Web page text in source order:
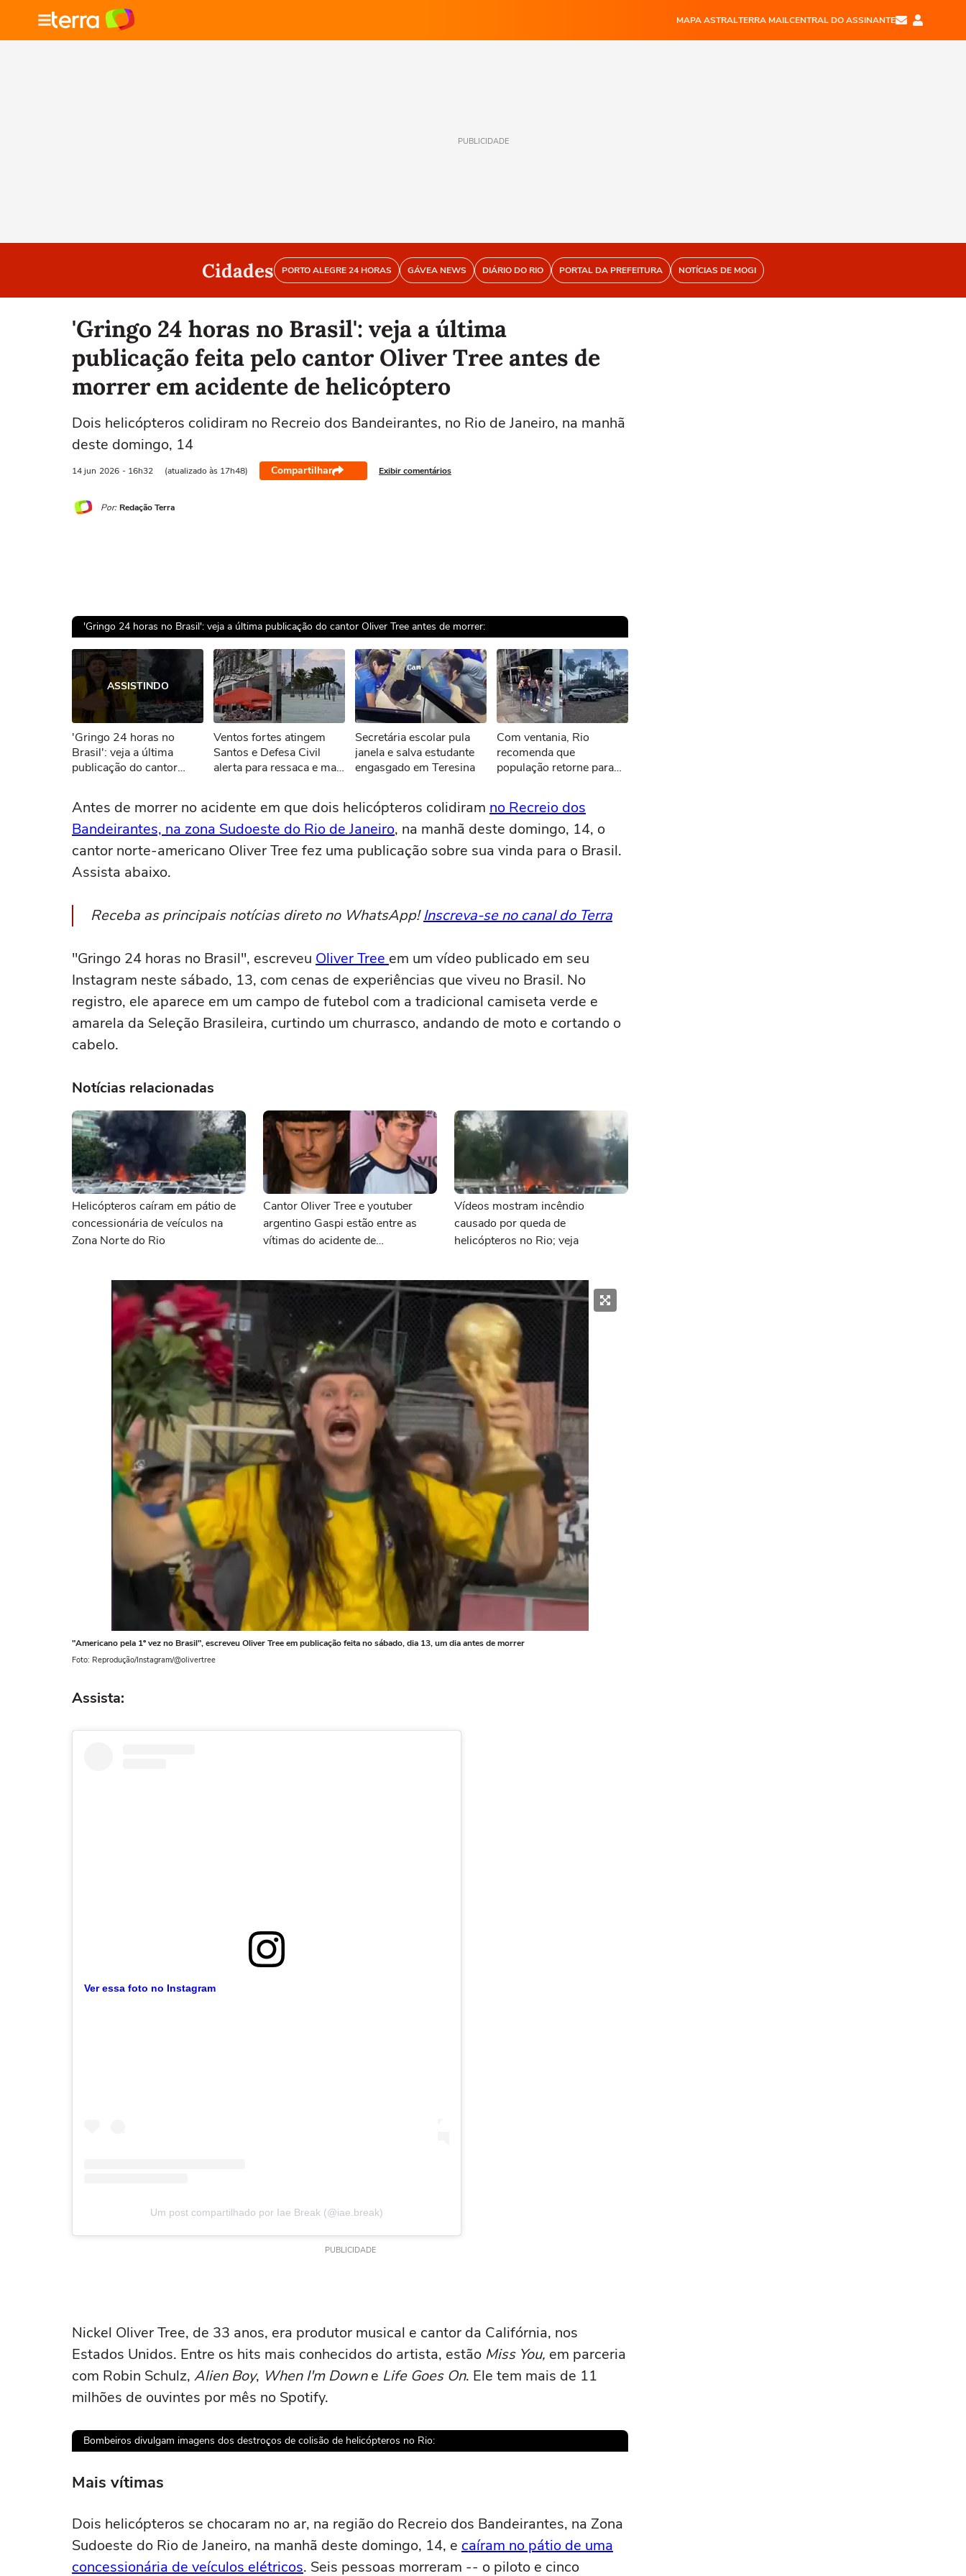
MAPA ASTRALTERRA MAILCENTRAL DO ASSINANTE
PUBLICIDADE
Cidades PORTO ALEGRE 24 HORAS GÁVEA NEWS DIÁRIO DO RIO PORTAL DA PREFEITURA NOTÍCIAS DE MOGI
'Gringo 24 horas no Brasil': veja a última
publicação feita pelo cantor Oliver Tree antes de
morrer em acidente de helicóptero
Dois helicópteros colidiram no Recreio dos Bandeirantes, no Rio de Janeiro, na manhã
deste domingo, 14
14 jun 2026 - 16h32 (atualizado às 17h48) Compartilhar Exibir comentários
Por: Redação Terra
'Gringo 24 horas no Brasil': veja a última publicação do cantor Oliver Tree antes de morrer:
Ops!
Não foi possível reproduzir o vídeo
Tentar novamente
ASSISTINDO
'Gringo 24 horas no
Brasil': veja a última
publicação do cantor
Ventos fortes atingem
Santos e Defesa Civil
alerta para ressaca e mar
Secretária escolar pula
janela e salva estudante
engasgado em Teresina
Com ventania, Rio
recomenda que
população retorne para
atividades não essenciais
Antes de morrer no acidente em que dois helicópteros colidiram no Recreio dos
Bandeirantes, na zona Sudoeste do Rio de Janeiro, na manhã deste domingo, 14, o
cantor norte-americano Oliver Tree fez uma publicação sobre sua vinda para o Brasil.
Assista abaixo.
Receba as principais notícias direto no WhatsApp!Inscreva-se no canal do Terra
"Gringo 24 horas no Brasil", escreveu Oliver Tree em um vídeo publicado em seu
Instagram neste sábado, 13, com cenas de experiências que viveu no Brasil. No
registro, ele aparece em um campo de futebol com a tradicional camiseta verde e
amarela da Seleção Brasileira, curtindo um churrasco, andando de moto e cortando o
cabelo.
Notícias relacionadas
Helicópteros caíram em pátio de
concessionária de veículos na
Zona Norte do Rio
Cantor Oliver Tree e youtuber
argentino Gaspi estão entre as
vítimas do acidente de
Vídeos mostram incêndio
causado por queda de
helicópteros no Rio; veja
"Americano pela 1º vez no Brasil", escreveu Oliver Tree em publicação feita no sábado, dia 13, um dia antes de morrer
Foto: Reprodução/Instagram/@olivertree
Assista:
Ver essa foto no Instagram
Um post compartilhado por Iae Break (@iae.break)
PUBLICIDADE
Nickel Oliver Tree, de 33 anos, era produtor musical e cantor da Califórnia, nos
Estados Unidos. Entre os hits mais conhecidos do artista, estão Miss You, em parceria
com Robin Schulz, Alien Boy, When I'm Downe Life Goes On. Ele tem mais de 11
milhões de ouvintes por mês no Spotify.
Bombeiros divulgam imagens dos destroços de colisão de helicópteros no Rio:
Ops!
Não foi possível reproduzir o vídeo
Tentar novamente
Mais vítimas
Dois helicópteros se chocaram no ar, na região do Recreio dos Bandeirantes, na Zona
Sudoeste do Rio de Janeiro, na manhã deste domingo, 14, e caíram no pátio de uma
concessionária de veículos elétricos. Seis pessoas morreram -- o piloto e cinco